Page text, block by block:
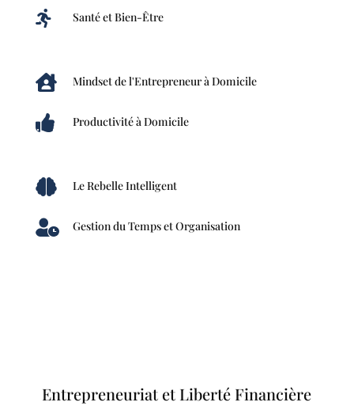
 Santé et Bien-Être
 Mindset de l'Entrepreneur à Domicile
 Productivité à Domicile
 Le Rebelle Intelligent
 Gestion du Temps et Organisation
Entrepreneuriat et Liberté Financière